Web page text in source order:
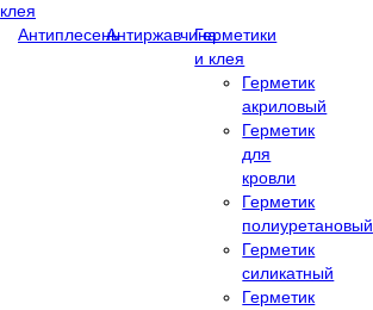
клея
АнтиплесеньАнтиржавчинаГерметики
и клея
Герметик
акриловый
Герметик
для
кровли
Герметик
полиуретановый
Герметик
силикатный
Герметик